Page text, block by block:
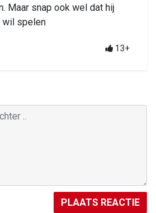
Maar snap ook wel dat hij
wil spelen
13+
PLAATS REACTIE